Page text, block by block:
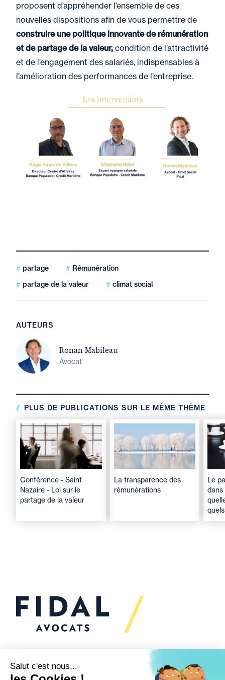
proposent d’appréhender l’ensemble de ces
nouvelles dispositions afin de vous permettre de
construire une politique innovante de rémunération
et de partage de la valeur, condition de l’attractivité
et de l’engagement des salariés, indispensables à
l’amélioration des performances de l’entreprise.
partage
Rémunération
partage de la valeur
climat social
AUTEURS
Ronan Mabileau
Avocat
PLUS DE PUBLICATIONS SUR LE MÊME THÈME
Conférence - Saint
Nazaire - Loi sur le
partage de la valeur
La transparence des
rémunérations
Le
dans
Vous souhaitez échanger